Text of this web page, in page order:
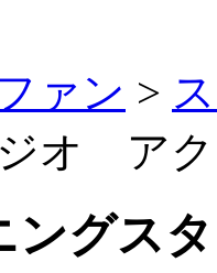
ァン >
オ ア
ングス